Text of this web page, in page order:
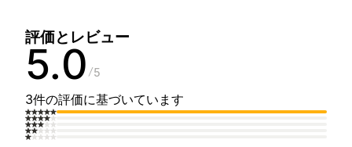
評価とレビュー
5.0 5
3件の評価に基づいています